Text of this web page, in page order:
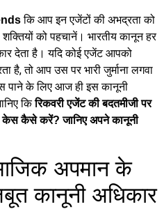
कि आप इन एजेंटों की अभद्रता को
को पहचानें। भारतीय कानून हर
देता है। यदि कोई एजेंट आपको
है, तो आप उस पर भारी जुर्माना लगवा
पाने के लिए आज ही इस कानूनी
किरिकवरी एजेंट की बदतमीजी पर
कैसे करें? जानिए अपने कानूनी
अपमान के
कानूनी अधिकार